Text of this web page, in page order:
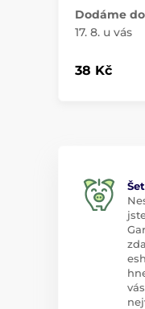
Dodáme
17. 8. u vás
38 Kč